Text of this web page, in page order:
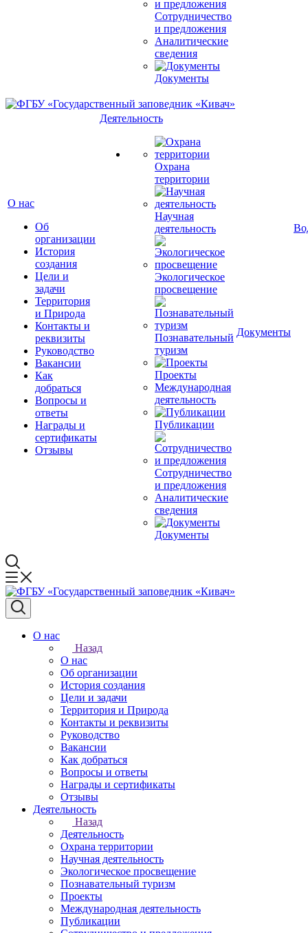
Сотрудничество
и предложения
Аналитические
сведения
Документы
О нас
Об
организации
История
создания
Цели и
задачи
Территория
и Природа
Контакты и
реквизиты
Руководство
Вакансии
Как
добраться
Вопросы и
ответы
Награды и
сертификаты
Отзывы
Деятельность
Охрана
территории
Научная
деятельность
Экологическое
просвещение
Познавательный
туризм
Проекты
Международная
деятельность
Публикации
Сотрудничество
и предложения
Аналитические
сведения
Документы
Документы
О нас
Назад
О нас
Об организации
История создания
Цели и задачи
Территория и Природа
Контакты и реквизиты
Руководство
Вакансии
Как добраться
Вопросы и ответы
Награды и сертификаты
Отзывы
Деятельность
Назад
Деятельность
Охрана территории
Научная деятельность
Экологическое просвещение
Познавательный туризм
Проекты
Международная деятельность
Публикации